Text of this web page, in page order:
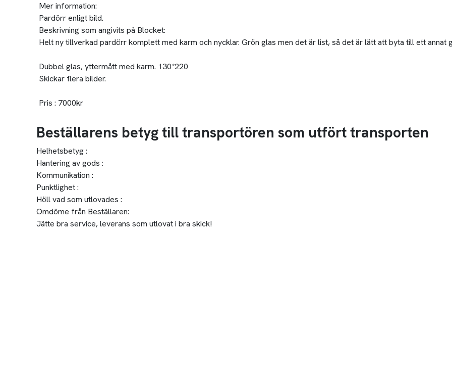
Mer information:
Pardörr enligt bild.
Beskrivning som angivits på Blocket:
Helt ny tillverkad pardörr komplett med karm och nycklar. Grön glas men det är list, så det är lätt att byta till ett annat
Dubbel glas, yttermått med karm. 130*220
Skickar flera bilder.
Pris : 7000kr
Beställarens betyg till transportören som utfört transporten
Helhetsbetyg :
Hantering av gods :
Kommunikation :
Punktlighet :
Höll vad som utlovades :
Omdöme från Beställaren:
Jätte bra service, leverans som utlovat i bra skick!